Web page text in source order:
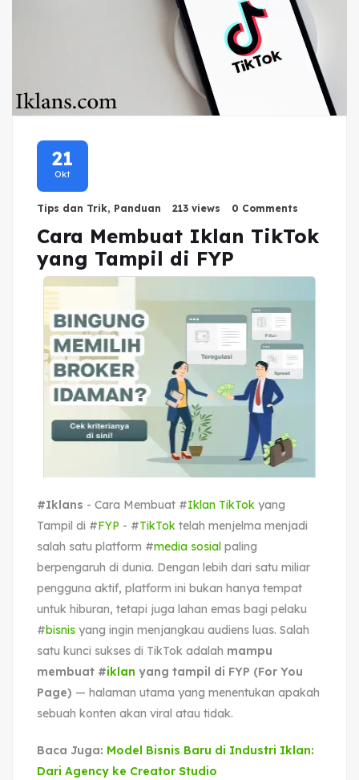
21
Okt
Tips dan Trik, Panduan 213 views 0 Comments
Cara Membuat Iklan TikTok
yang Tampil di FYP
#Iklans - Cara Membuat #Iklan TikTok yang
Tampil di #FYP - #TikTok telah menjelma menjadi
salah satu platform #media sosial paling
berpengaruh di dunia. Dengan lebih dari satu miliar
pengguna aktif, platform ini bukan hanya tempat
untuk hiburan, tetapi juga lahan emas bagi pelaku
#bisnis yang ingin menjangkau audiens luas. Salah
satu kunci sukses di TikTok adalah mampu
membuat #iklan yang tampil di FYP (For You
Page) — halaman utama yang menentukan apakah
sebuah konten akan viral atau tidak.
Baca Juga: Model Bisnis Baru di Industri Iklan:
Dari Agency ke Creator Studio